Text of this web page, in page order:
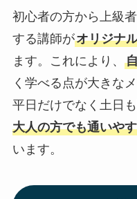
初心者の方から上級
する講師がオリジナ
ます。これにより、
く学べる点が大きな
平日だけでなく土日
大人の方でも通いや
います。